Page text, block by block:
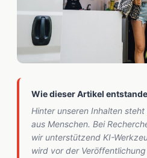
Wie dieser Artikel
Hinter unseren Inhalten
aus Menschen. Bei
wir unterstützend KI-
wird vor der